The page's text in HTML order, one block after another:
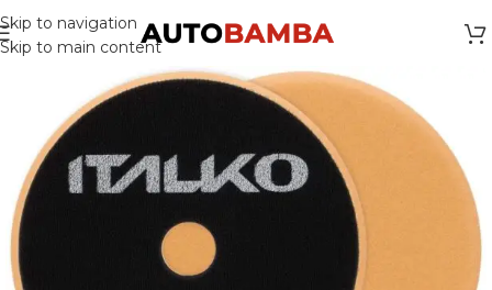
Skip to navigation
Skip to main content